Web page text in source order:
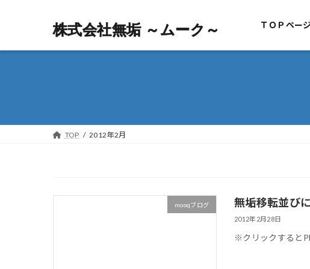
株式会社無垢 ～ムーク～
株式会社無垢 ～ムーク～ ＴＯＰペー
TOP 2012年2月
mooqブログ 無垢移転並び
2012年2月28日
※クリックすると